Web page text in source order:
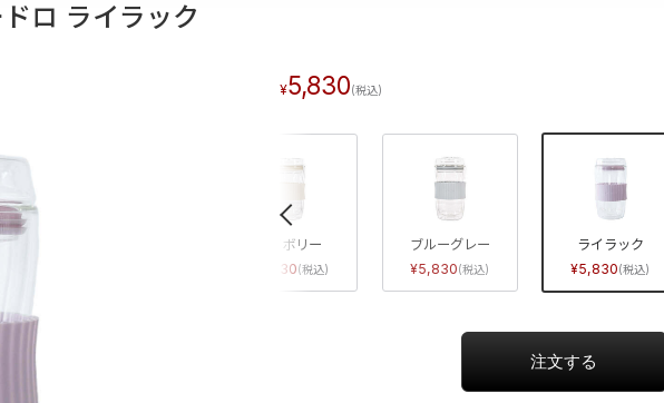
ロ ライラック
5,830
アイボリー
5,830
ブルーグレー
5,830
ライラック
5,830